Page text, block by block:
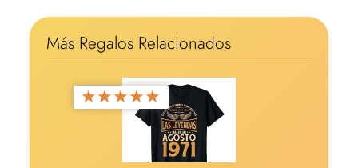
Más Regalos Relacionados
★★★★★